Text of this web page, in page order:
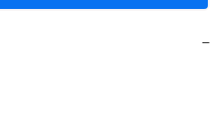
−